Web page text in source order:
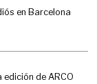
en Barcelona
de ARCO